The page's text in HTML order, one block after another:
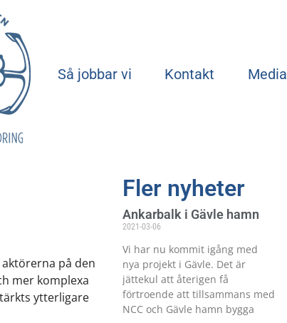
Så jobbar vi Kontakt Media
på den
mer komplexa
ytterligare
Fler nyheter
Ankarbalk i Gävle hamn
2021-03-06
Vi har nu kommit igång med
nya projekt i Gävle. Det är
jättekul att återigen få
förtroende att tillsammans med
NCC och Gävle hamn bygga